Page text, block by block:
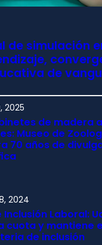
de simulación
de
2025
de madera
Museo de
70 años de
2024
Inclusión Laboral:
cuota y mantiene
de inclusión